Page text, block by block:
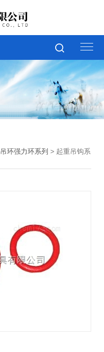
吊环强力环系列 > 起重吊钩系